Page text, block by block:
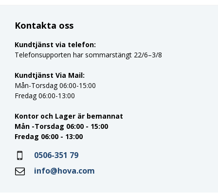
Kontakta oss
Kundtjänst via telefon:
Telefonsupporten har sommarstängt 22/6–3/8
Kundtjänst Via Mail:
Mån-Torsdag 06:00-15:00
Fredag 06:00-13:00
Kontor och Lager är bemannat
Mån -Torsdag 06:00 - 15:00
Fredag 06:00 - 13:00
0506-351 79
info@hova.com